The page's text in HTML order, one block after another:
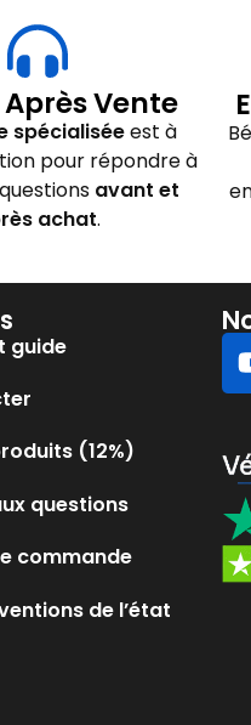
Vente
spécialiséeest à
pour répondre à
avant et
achat.
guide
(12%)
questions
commande
de l’état